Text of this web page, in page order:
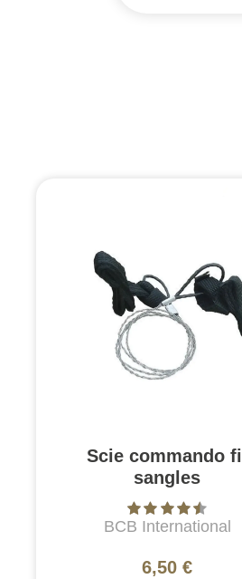
Scie commando fil
sangles
BCB International
6,50 €